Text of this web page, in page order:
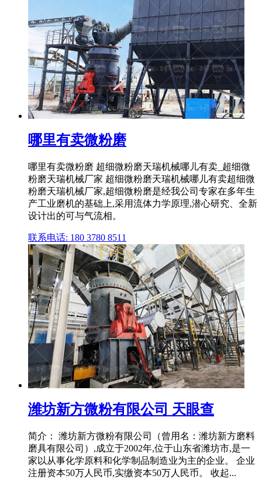
哪里有卖微粉磨
哪里有卖微粉磨 超细微粉磨天瑞机械哪儿有卖_超细微
粉磨天瑞机械厂家 超细微粉磨天瑞机械哪儿有卖超细微
粉磨天瑞机械厂家,超细微粉磨是经我公司专家在多年生
产工业磨机的基础上,采用流体力学原理,潜心研究、全新
设计出的可与气流相。
联系电话: 180 3780 8511
潍坊新方微粉有限公司 天眼查
简介： 潍坊新方微粉有限公司（曾用名：潍坊新方磨料
磨具有限公司）,成立于2002年,位于山东省潍坊市,是一
家以从事化学原料和化学制品制造业为主的企业。 企业
注册资本50万人民币,实缴资本50万人民币。 收起...